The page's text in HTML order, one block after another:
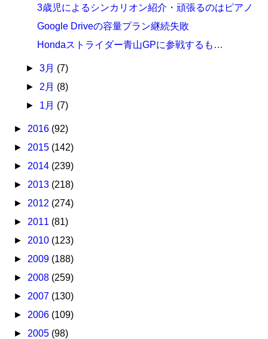
3歳児によるシンカリオン紹介・頑張るのはピアノ
Google Driveの容量プラン継続失敗
Hondaストライダー青山GPに参戦するも…
► 3月 (7)
► 2月 (8)
► 1月 (7)
► 2016 (92)
► 2015 (142)
► 2014 (239)
► 2013 (218)
► 2012 (274)
► 2011 (81)
► 2010 (123)
► 2009 (188)
► 2008 (259)
► 2007 (130)
► 2006 (109)
► 2005 (98)